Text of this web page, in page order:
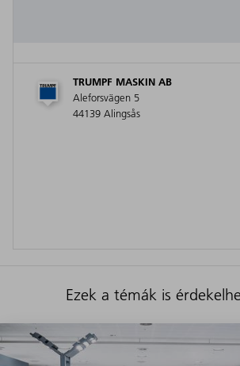
TRUMPF MASKIN AB
Aleforsvägen 5
44139 Alingsås
Ezek a témák is